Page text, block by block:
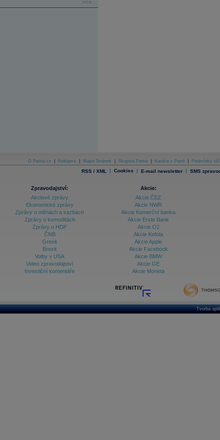
více...
O Patria.cz Reklama Mapa Stránek Skupina Patria Kariéra v Patrii Podmínky
RSS / XML | Cookies | E-mail newsletter | SMS
Zpravodajství:
Akciové zprávy
Ekonomické zprávy
Zprávy o měnách a sazbách
Zprávy o komoditách
Zprávy o HDP
ČNB
Grexit
Brexit
Volby v USA
Video zpravodajství
Investiční komentáře
Akcie:
Akcie ČEZ
Akcie NWR
Akcie Komerční banka
Akcie Erste Bank
Akcie O2
Akcie Kofola
Akcie Apple
Akcie Facebook
Akcie BMW
Akcie GE
Akcie Moneta
Tvorba